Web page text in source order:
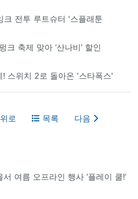
크 전투 루트슈터 '스플래툰
크 축제 맞아 ‘산나비’ 할인
스위치 2로 돌아온 '스타폭스'
로 목록 다음
서 여름 오프라인 행사 ‘플레이 쿨!’